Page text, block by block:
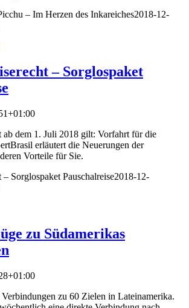
– Im Herzen des Inkareiches2018-12-
– Sorglospaket
ab dem 1. Juli 2018 gilt: Vorfahrt für die
erläutert die Neuerungen der
Vorteile für Sie.
– Sorglospaket Pauschalreise2018-12-
zu Südamerikas
Verbindungen zu 60 Zielen in Lateinamerika.